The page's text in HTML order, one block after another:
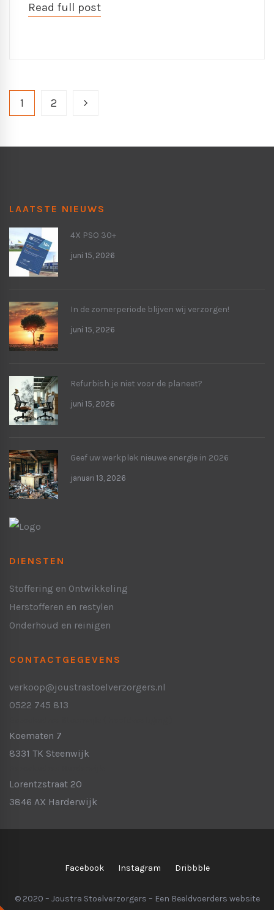
Read full post
1 2
LAATSTE NIEUWS
4X PSO 30+
juni 15, 2026
In de zomerperiode blijven wij verzorgen!
juni 15, 2026
Refurbish je niet voor de planeet?
juni 15, 2026
Geef uw werkplek nieuwe energie in 2026
januari 13, 2026
DIENSTEN
Stoffering en Ontwikkeling
Herstofferen en restylen
Onderhoud en reinigen
CONTACTGEGEVENS
verkoop@joustrastoelverzorgers.nl
0522 745 813
Koematen 7
8331 TK Steenwijk
Lorentzstraat 20
3846 AX Harderwijk
Facebook Instagram Dribbble
© 2020 – Joustra Stoelverzorgers – Een Beeldvoerders website